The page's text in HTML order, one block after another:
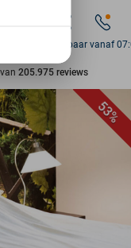
205.975 reviews
Bereikbaar vanaf
53%